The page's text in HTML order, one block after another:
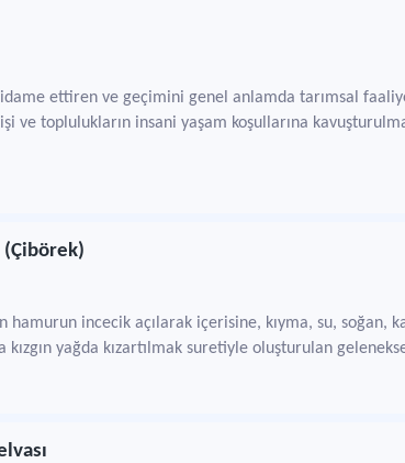
idame ettiren ve geçimini genel anlamda tarımsal
ve toplulukların insani yaşam koşullarına
(Çibörek)
hamurun incecik açılarak içerisine, kıyma, su, soğan,
kızgın yağda kızartılmak suretiyle oluşturulan